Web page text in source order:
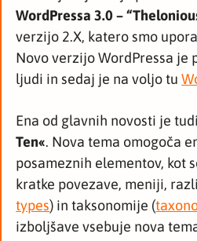
WordPressa 3.0 –
verzijo 2.X, katero smo
Novo verzijo WordPressa je
ljudi in sedaj je na voljo tu
Ena od glavnih novosti je
Ten«. Nova tema omogoča
posameznih elementov, kot
kratke povezave, meniji,
types) in taksonomije (
izboljšave vsebuje nova